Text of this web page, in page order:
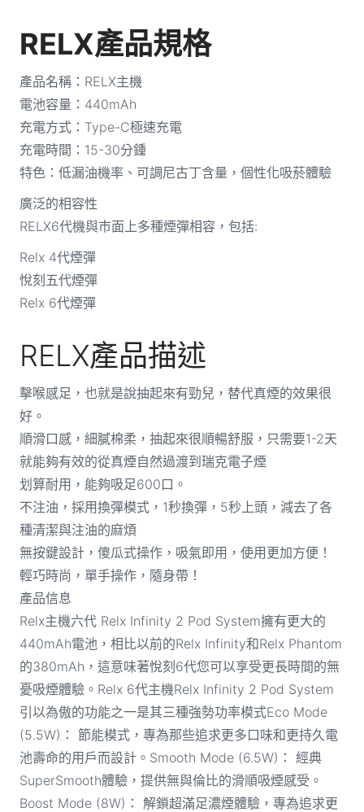
RELX產品規格
產品名稱：RELX主機
電池容量：440mAh
充電方式：Type-C極速充電
充電時間：15-30分鍾
特色：低漏油機率、可調尼古丁含量，個性化吸菸體驗
廣泛的相容性
RELX6代機與市面上多種煙彈相容，包括:
Relx 4代煙彈
悅刻五代煙彈
Relx 6代煙彈
RELX產品描述
擊喉感足，也就是說抽起來有勁兒，替代真煙的效果很
好。
順滑口感，細膩棉柔，抽起來很順暢舒服，只需要1-2天
就能夠有效的從真煙自然過渡到瑞克電子煙
划算耐用，能夠吸足600口。
不注油，採用換彈模式，1秒換彈，5秒上頭，減去了各
種清潔與注油的麻煩
無按鍵設計，傻瓜式操作，吸氣即用，使用更加方便！
輕巧時尚，單手操作，隨身帶！
產品信息
Relx主機六代 Relx Infinity 2 Pod System擁有更大的
440mAh電池，相比以前的Relx Infinity和Relx Phantom
的380mAh，這意味著悅刻6代您可以享受更長時間的無
憂吸煙體驗。Relx 6代主機Relx Infinity 2 Pod System
引以為傲的功能之一是其三種強勢功率模式Eco Mode
(5.5W)： 節能模式，專為那些追求更多口味和更持久電
池壽命的用戶而設計。Smooth Mode (6.5W)： 經典
SuperSmooth體驗，提供無與倫比的滑順吸煙感受。
Boost Mode (8W)： 解鎖超滿足濃煙體驗，專為追求更